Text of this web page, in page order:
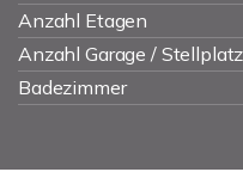
Anzahl Etagen
Anzahl Garage / Stellplatz
Badezimmer